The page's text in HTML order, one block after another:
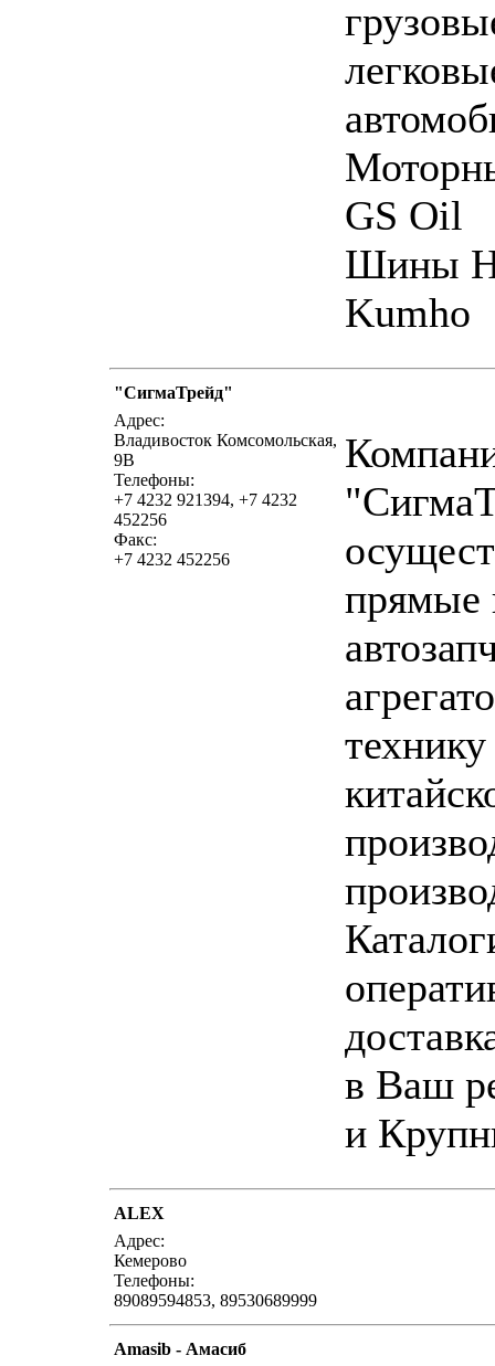
GS Oil
Шины
Kumho
"СигмаТрейд"
Адрес:
Владивосток Комсомольская,
9В
Телефоны:
+7 4232 921394, +7 4232
452256
Факс:
+7 4232 452256
прямые
технику
в Ваш
и
ALEX
Адрес:
Кемерово
Телефоны:
89089594853, 89530689999
Amasib - Амасиб